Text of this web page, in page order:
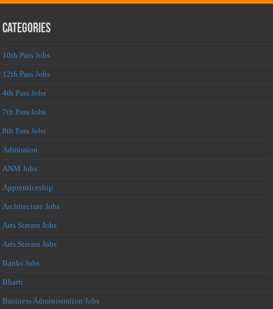
Categories
10th Pass Jobs
12th Pass Jobs
4th Pass Jobs
7th Pass Jobs
8th Pass Jobs
Admission
ANM Jobs
Apprenticeship
Architecture Jobs
Arts Stream Jobs
Arts Stream Jobs
Banks Jobs
Bharti
Business Administration Jobs